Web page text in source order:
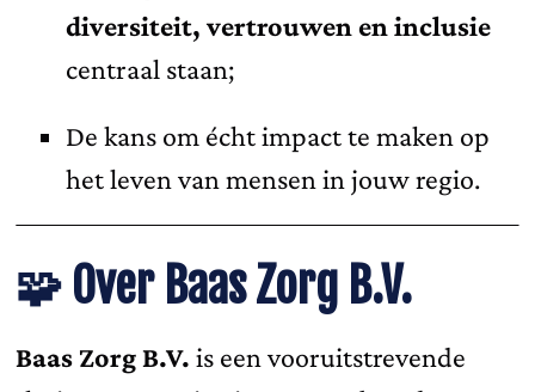
diversiteit, vertrouwen en inclusie
centraal staan;
De kans om écht impact te maken op
het leven van mensen in jouw regio.
🧩 Over Baas Zorg B.V.
Baas Zorg B.V. is een vooruitstrevende